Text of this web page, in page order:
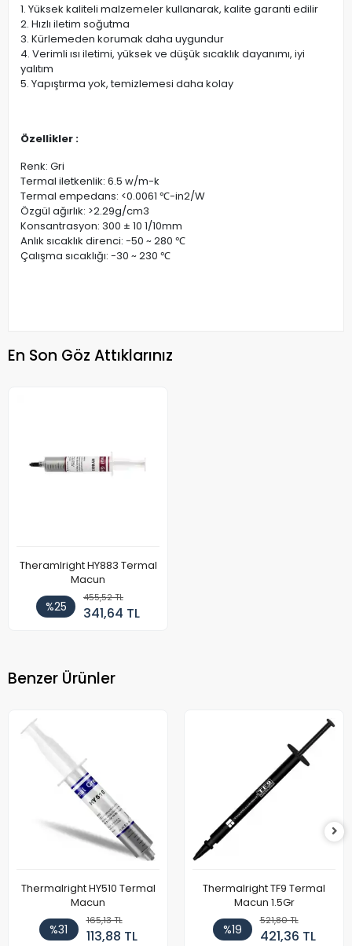
1. Yüksek kaliteli malzemeler kullanarak, kalite garanti edilir
2. Hızlı iletim soğutma
3. Kürlemeden korumak daha uygundur
4. Verimli ısı iletimi, yüksek ve düşük sıcaklık dayanımı, iyi
yalıtım
5. Yapıştırma yok, temizlemesi daha kolay
Özellikler :
Renk: Gri
Termal iletkenlik: 6.5 w/m-k
Termal empedans: <0.0061 ℃-in2/W
Özgül ağırlık: >2.29g/cm3
Konsantrasyon: 300 ± 10 1/10mm
Anlık sıcaklık direnci: -50 ~ 280 ℃
Çalışma sıcaklığı: -30 ~ 230 ℃
En Son Göz Attıklarınız
Theramlright HY883 Termal
Macun
%25
455,52 TL
341,64 TL
Benzer Ürünler
Thermalright HY510 Termal
Macun
%31
165,13 TL
113,88 TL
Thermalright TF9 Termal
Macun 1.5Gr
%19
521,80 TL
421,36 TL